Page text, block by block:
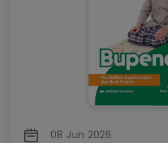
08 Jun 2026